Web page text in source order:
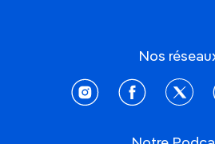
Nos
instagramfacebooktwitter